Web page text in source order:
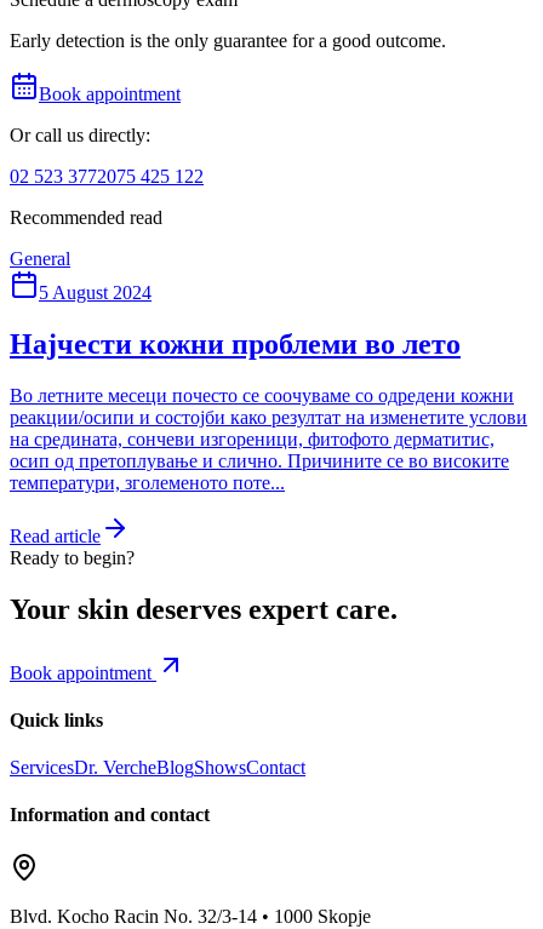
Early detection is the only guarantee for a good outcome.
Book appointment
Or call us directly:
02 523 3772075 425 122
Recommended read
General
5 August 2024
Најчести кожни проблеми во лето
Во летните месеци почесто се соочуваме со одредени кожни
реакции/осипи и состојби како резултат на изменетите услови
на средината, сончеви изгореници, фитофото дерматитис,
осип од претоплување и слично. Причините се во високите
температури, зголеменото поте...
Read article
Ready to begin?
Your skin deserves expert care.
Book appointment
Quick links
ServicesDr. VercheBlogShowsContact
Information and contact
Blvd. Kocho Racin No. 32/3-14 • 1000 Skopje